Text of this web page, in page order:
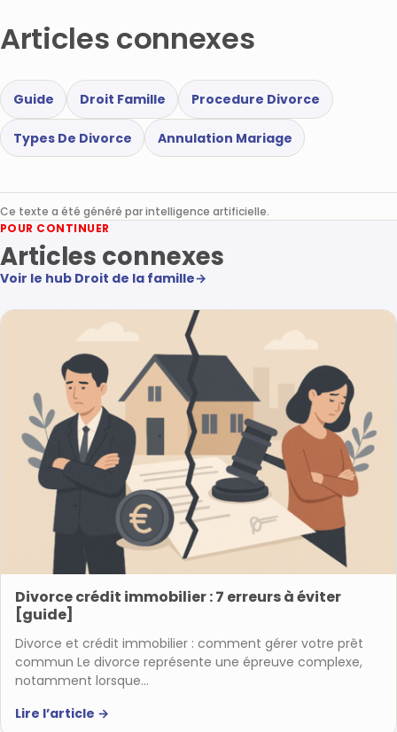
Articles connexes
Guide Droit Famille Procedure Divorce
Types De Divorce Annulation Mariage
Ce texte a été généré par intelligence artificielle.
POUR CONTINUER
Articles connexes
Voir le hub Droit de la famille→
Divorce crédit immobilier : 7 erreurs à éviter
[guide]
Divorce et crédit immobilier : comment gérer votre prêt
commun Le divorce représente une épreuve complexe,
notamment lorsque…
Lire l’article →